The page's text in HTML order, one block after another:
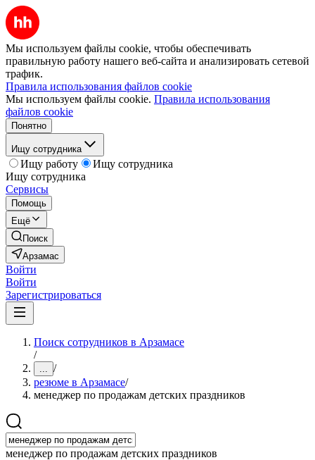
Мы используем файлы cookie, чтобы обеспечивать
правильную работу нашего веб-сайта и анализировать сетевой
трафик.
Правила использования файлов cookie
Мы используем файлы cookie. Правила использования
файлов cookie
Понятно
Ищу сотрудника
Ищу работу
Ищу сотрудника
Ищу сотрудника
Сервисы
Помощь
Ещё
Поиск
Арзамас
Войти
Войти
Зарегистрироваться
Поиск сотрудников в Арзамасе
/
... /
резюме в Арзамасе/
менеджер по продажам детских праздников
менеджер по продажам детских праздников